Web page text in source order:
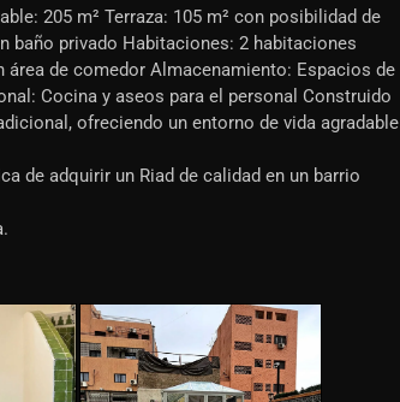
205 m² Terraza: 105 m² con posibilidad de
baño privado Habitaciones: 2 habitaciones
de comedor Almacenamiento: Espacios de
Cocina y aseos para el personal Construido
ofreciendo un entorno de vida agradable
de adquirir un Riad de calidad en un barrio